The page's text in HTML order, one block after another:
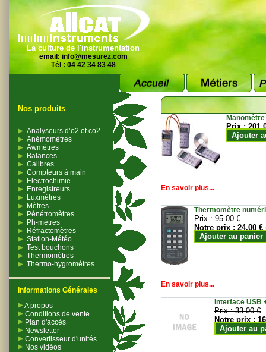
La culture de l'instrumentation
email: info@mesurez.com
Tél : 04 42 34 83 48
Nos produits
Analyseurs d’o2 et co2
Anémomètres
Awmètres
Balances
Calibres
Compteurs à main
Electrochimie
Enregistreurs
Luxmètres
Mètres
Pénétromètres
Ph-mètres
Réfractomètres
Station-Météo
Test bouchons
Thermomètres
Thermo-hygromètres
Informations Générales
A propos
Conditions de vente
Plan d'accès
Newsletter
Convertisseur d'unités
Nos vidéos
Prix :
Ajouter
En savoir plus...
Thermomètre
Prix :95.00 €
Notre prix :24.00 €
Ajouter au panier
En savoir plus...
Interface USB
Prix :33.00 €
Notre prix :
Ajouter au